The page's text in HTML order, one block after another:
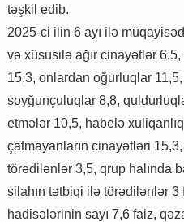
təşkil edib.
2025-ci ilin 6 ayı ilə
və xüsusilə ağır cinayətlər
15,3, onlardan oğurluqlar
soyğunçuluqlar 8,8,
etmələr 10,5, habelə
çatmayanların cinayətləri
törədilənlər 3,5, qrup halında
silahın tətbiqi ilə törədilənlər
hadisələrinin sayı 7,6 faiz,